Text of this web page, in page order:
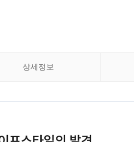
상세정보